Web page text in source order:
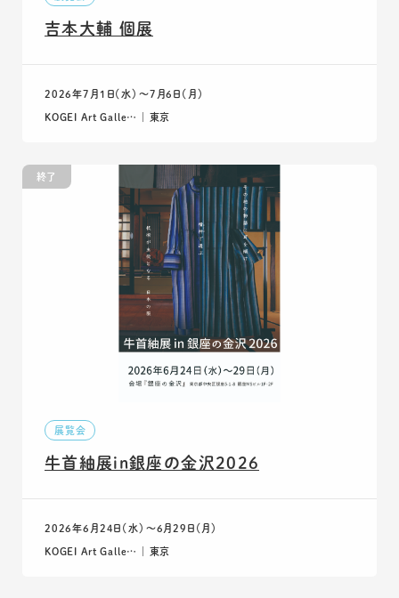
吉本大輔 個展
2026年7月1日（水）〜7月6日（月）
KOGEI Art Galle… ｜ 東京
終了
展覧会
牛首紬展in銀座の金沢2026
2026年6月24日（水）〜6月29日（月）
KOGEI Art Galle… ｜ 東京